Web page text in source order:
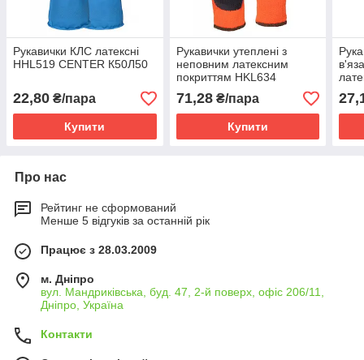
Рукавички КЛС латексні
HHL519 CENTER К50Л50
22,80 ₴/пара
Купити
Рукавички утеплені з
неповним латексним
покриттям HKL634
CENTER
71,28₴/пара
Купити
Про нас
Рейтинг не сформований
Менше 5 відгуків за останній рік
Працює з 28.03.2009
м. Дніпро
вул. Мандриківська, буд. 47, 2-й поверх, офіс 206/11,
Дніпро, Україна
Контакти